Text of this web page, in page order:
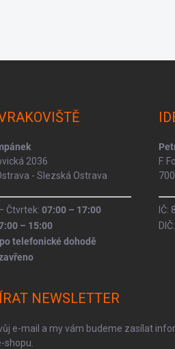
2036
- Slezská Ostrava
Čtvrtek: 07:00 – 17:00
– 15:00
po telefonické dohodě
F.
IČ:
NEWSLETTER
e-mail a my vám budeme zasílat
shopu.